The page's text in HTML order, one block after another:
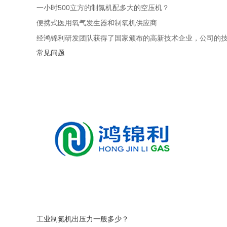
一小时500立方的制氮机配多大的空压机？
便携式医用氧气发生器和制氧机供应商
经鸿锦利研发团队获得了国家颁布的高新技术企业，公司的
常见问题
工业制氮机出压力一般多少？